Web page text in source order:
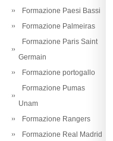
Formazione Paesi Bassi
Formazione Palmeiras
Formazione Paris Saint
Germain
Formazione portogallo
Formazione Pumas
Unam
Formazione Rangers
Formazione Real Madrid